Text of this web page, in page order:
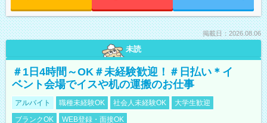
掲載日：2026.08.06
未読
＃1日4時間～OK＃未経験歓迎！＃日払い＊イ
ベント会場でイスや机の運搬のお仕事
アルバイト 職種未経験OK 社会人未経験OK
大学生歓迎
ブランクOK
WEB登録・面接OK